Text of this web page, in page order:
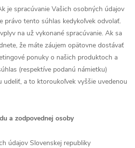
je spracúvanie Vašich osobných údajov
právo tento súhlas kedykoľvek odvolať.
na už vykonané spracúvanie. Ak sa
že máte záujem opätovne dostávať
ponuky o našich produktoch a
(respektíve podanú námietku)
udeliť, a to ktoroukoľvek vyššie uvedenou
a zodpovednej osoby
údajov Slovenskej republiky